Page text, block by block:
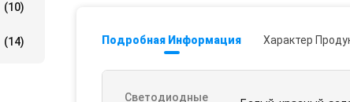
(10)
(14) Подробная Информация Характер
Светодиодные